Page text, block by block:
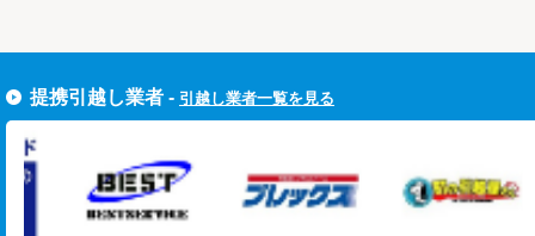
提携引越し業者 - 引越し業者一覧を見る